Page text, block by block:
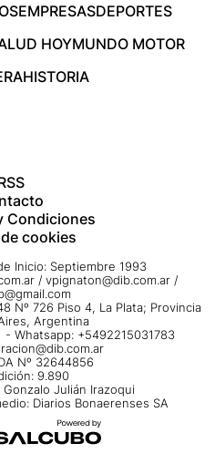
EMPRESASDEPORTES
HOYMUNDO MOTOR
HISTORIA
Condiciones
cookies
Inicio: Septiembre 1993
/ vpignaton@dib.com.ar /
Nº 726 Piso 4, La Plata; Provincia
Argentina
Whatsapp: +5492215031783
Nº 32644856
9.890
Julián Irazoqui
Diarios Bonaerenses SA